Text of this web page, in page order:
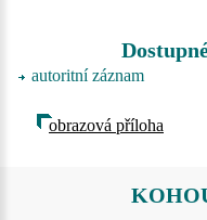
autoritní záznam
obrazová příloha